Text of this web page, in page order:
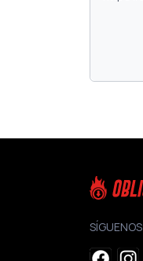
SÍGUENOS